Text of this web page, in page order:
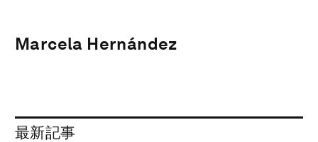
Marcela Hernández
最新記事